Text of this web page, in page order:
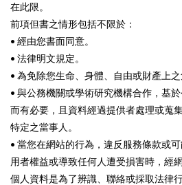
在此限。
前項但書之情形包括不限於：
• 經由您書面同意。
• 法律明文規定。
• 為免除您生命、身體、自由或財產上之
• 與公務機關或學術研究機構合作，基
而有必要，且資料經過提供者處理或蒐
特定之當事人。
• 當您在網站的行為，違反服務條款或
用者權益或導致任何人遭受損害時，經
個人資料是為了辨識、聯絡或採取法律